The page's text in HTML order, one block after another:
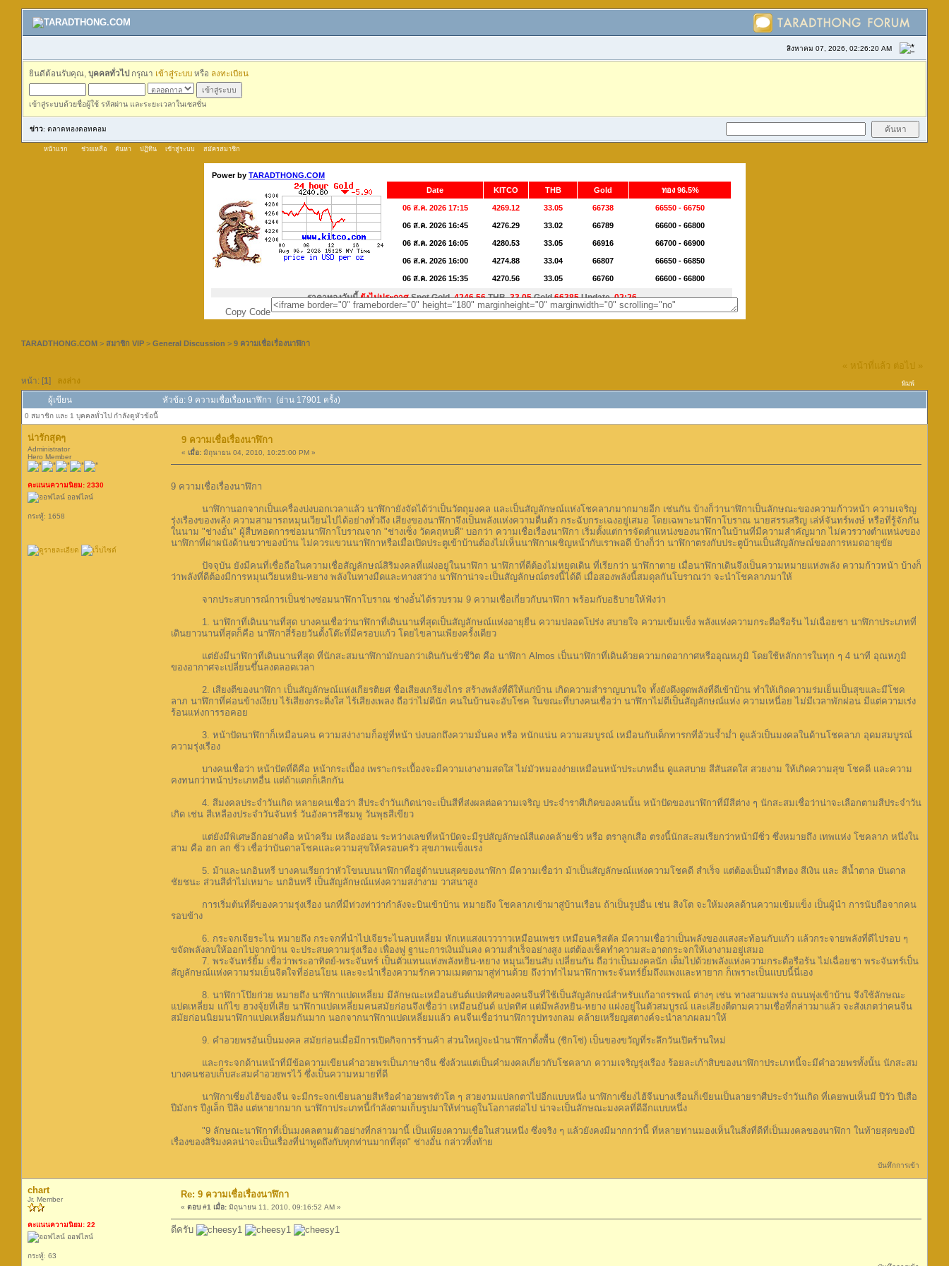
สิงหาคม 07, 2026, 02:26:20 AM
ยินดีต้อนรับคุณ, บุคคลทั่วไป กรุณา เข้าสู่ระบบ หรือ ลงทะเบียน
เข้าสู่ระบบด้วยชื่อผู้ใช้ รหัสผ่าน และระยะเวลาในเซสชั่น
ข่าว: ตลาดทองดอทคอม
หน้าแรก ช่วยเหลือ ค้นหา ปฏิทิน เข้าสู่ระบบ สมัครสมาชิก
Copy Code
TARADTHONG.COM > สมาชิก VIP > General Discussion > 9 ความเชื่อเรื่องนาฬิกา
หน้า: [1] ลงล่าง
« หน้าที่แล้ว ต่อไป »
พิมพ์
ผู้เขียน หัวข้อ: 9 ความเชื่อเรื่องนาฬิกา (อ่าน 17901 ครั้ง)
0 สมาชิก และ 1 บุคคลทั่วไป กำลังดูหัวข้อนี้
น่ารักสุดๆ
Administrator
Hero Member
คะแนนความนิยม: 2330
ออฟไลน์
กระทู้: 1658
9 ความเชื่อเรื่องนาฬิกา
« เมื่อ: มิถุนายน 04, 2010, 10:25:00 PM »
9 ความเชื่อเรื่องนาฬิกา
นาฬิกานอกจากเป็นเครื่องบ่งบอกเวลาแล้ว นาฬิกายังจัดได้ว่าเป็นวัตถุมงคล และเป็นสัญลักษณ์แห่งโชคลาภมากมายอีก เช่นกัน บ้างก็ว่านาฬิกาเป็นลักษณะของความก้าวหน้า ความเจริญ
รุ่งเรืองของพลัง ความสามารถหมุนเวียนไปได้อย่างทั่วถึง เสียงของนาฬิกาจึงเป็นพลังแห่งความตื่นตัว กระฉับกระเฉงอยู่เสมอ โดยเฉพาะนาฬิกาโบราณ นายสรรเสริญ เล่ห์จันทร์พงษ์ หรือที่รู้จักกัน
ในนาม "ช่างอั๋น" ผู้สืบทอดการซ่อมนาฬิกาโบราณจาก "ช่างเซ็ง วัดคฤหบดี" บอกว่า ความเชื่อเรื่องนาฬิกา เริ่มตั้งแต่การจัดตำแหน่งของนาฬิกาในบ้านที่มีความสำคัญมาก ไม่ควรวางตำแหน่งของ
นาฬิกาที่ฝาผนังด้านขวาของบ้าน ไม่ควรแขวนนาฬิกาหรือเมื่อเปิดประตูเข้าบ้านต้องไม่เห็นนาฬิกาเผชิญหน้ากับเราพอดี บ้างก็ว่า นาฬิกาตรงกับประตูบ้านเป็นสัญลักษณ์ของการหมดอายุขัย
ปัจจุบัน ยังมีคนที่เชื่อถือในความเชื่อสัญลักษณ์สิริมงคลที่แฝงอยู่ในนาฬิกา นาฬิกาที่ดีต้องไม่หยุดเดิน ที่เรียกว่า นาฬิกาตาย เมื่อนาฬิกาเดินจึงเป็นความหมายแห่งพลัง ความก้าวหน้า บ้างก็
ว่าพลังที่ดีต้องมีการหมุนเวียนหยิน-หยาง พลังในทางมืดและทางสว่าง นาฬิกาน่าจะเป็นสัญลักษณ์ตรงนี้ได้ดี เมื่อสองพลังนี้สมดุลกันโบราณว่า จะนำโชคลาภมาให้
จากประสบการณ์การเป็นช่างซ่อมนาฬิกาโบราณ ช่างอั๋นได้รวบรวม 9 ความเชื่อเกี่ยวกับนาฬิกา พร้อมกับอธิบายให้ฟังว่า
1. นาฬิกาที่เดินนานที่สุด บางคนเชื่อว่านาฬิกาที่เดินนานที่สุดเป็นสัญลักษณ์แห่งอายุยืน ความปลอดโปร่ง สบายใจ ความเข้มแข็ง พลังแห่งความกระตือรือร้น ไม่เฉื่อยชา นาฬิกาประเภทที่
เดินยาวนานที่สุดก็คือ นาฬิกาสี่ร้อยวันตั้งโต๊ะที่มีครอบแก้ว โดยไขลานเพียงครั้งเดียว
แต่ยังมีนาฬิกาที่เดินนานที่สุด ที่นักสะสมนาฬิกามักบอกว่าเดินกันชั่วชีวิต คือ นาฬิกา Almos เป็นนาฬิกาที่เดินด้วยความกดอากาศหรืออุณหภูมิ โดยใช้หลักการในทุก ๆ 4 นาที อุณหภูมิ
ของอากาศจะเปลี่ยนขึ้นลงตลอดเวลา
2. เสียงตีของนาฬิกา เป็นสัญลักษณ์แห่งเกียรติยศ ชื่อเสียงเกรียงไกร สร้างพลังที่ดีให้แก่บ้าน เกิดความสำราญบานใจ ทั้งยังดึงดูดพลังที่ดีเข้าบ้าน ทำให้เกิดความร่มเย็นเป็นสุขและมีโชค
ลาภ นาฬิกาที่ค่อนข้างเงียบ ไร้เสียงกระดิ่งใส ไร้เสียงเพลง ถือว่าไม่ดีนัก คนในบ้านจะอับโชค ในขณะที่บางคนเชื่อว่า นาฬิกาไม่ตีเป็นสัญลักษณ์แห่ง ความเหนื่อย ไม่มีเวลาพักผ่อน มีแต่ความเร่ง
ร้อนแห่งการรอคอย
3. หน้าปัดนาฬิกาก็เหมือนคน ความสง่างามก็อยู่ที่หน้า บ่งบอกถึงความมั่นคง หรือ หนักแน่น ความสมบูรณ์ เหมือนกับเด็กทารกที่อ้วนจ้ำม่ำ ดูแล้วเป็นมงคลในด้านโชคลาภ อุดมสมบูรณ์
ความรุ่งเรือง
บางคนเชื่อว่า หน้าปัดที่ดีคือ หน้ากระเบื้อง เพราะกระเบื้องจะมีความเงางามสดใส ไม่มัวหมองง่ายเหมือนหน้าประเภทอื่น ดูแลสบาย สีสันสดใส สวยงาม ให้เกิดความสุข โชคดี และความ
คงทนกว่าหน้าประเภทอื่น แต่ถ้าแตกก็เลิกกัน
4. สีมงคลประจำวันเกิด หลายคนเชื่อว่า สีประจำวันเกิดน่าจะเป็นสีที่ส่งผลต่อความเจริญ ประจำราศีเกิดของคนนั้น หน้าปัดของนาฬิกาที่มีสีต่าง ๆ นักสะสมเชื่อว่าน่าจะเลือกตามสีประจำวัน
เกิด เช่น สีเหลืองประจำวันจันทร์ วันอังคารสีชมพู วันพุธสีเขียว
แต่ยังมีพิเศษอีกอย่างคือ หน้าครีม เหลืองอ่อน ระหว่างเลขที่หน้าปัดจะมีรูปสัญลักษณ์สีแดงคล้ายซิ่ว หรือ ตราลูกเสือ ตรงนี้นักสะสมเรียกว่าหน้ามีซิ่ว ซึ่งหมายถึง เทพแห่ง โชคลาภ หนึ่งใน
สาม คือ ฮก ลก ซิ่ว เชื่อว่าบันดาลโชคและความสุขให้ครอบครัว สุขภาพแข็งแรง
5. ม้าและนกอินทรี บางคนเรียกว่าหัวโขนบนนาฬิกาที่อยู่ด้านบนสุดของนาฬิกา มีความเชื่อว่า ม้าเป็นสัญลักษณ์แห่งความโชคดี สำเร็จ แต่ต้องเป็นม้าสีทอง สีเงิน และ สีน้ำตาล บันดาล
ชัยชนะ ส่วนสีดำไม่เหมาะ นกอินทรี เป็นสัญลักษณ์แห่งความสง่างาม วาสนาสูง
การเริ่มต้นที่ดีของความรุ่งเรือง นกที่มีท่วงท่าว่ากำลังจะบินเข้าบ้าน หมายถึง โชคลาภเข้ามาสู่บ้านเรือน ถ้าเป็นรูปอื่น เช่น สิงโต จะให้มงคลด้านความเข้มแข็ง เป็นผู้นำ การนับถือจากคน
รอบข้าง
6. กระจกเจียระไน หมายถึง กระจกที่นำไปเจียระไนลบเหลี่ยม หักเหแสงแวววาวเหมือนเพชร เหมือนคริสตัล มีความเชื่อว่าเป็นพลังของแสงสะท้อนกับแก้ว แล้วกระจายพลังที่ดีไปรอบ ๆ
ขจัดพลังลบให้ออกไปจากบ้าน จะประสบความรุ่งเรือง เฟื่องฟู ฐานะการเงินมั่นคง ความสำเร็จอย่างสูง แต่ต้องเช็คทำความสะอาดกระจกให้เงางามอยู่เสมอ
7. พระจันทร์ยิ้ม เชื่อว่าพระอาทิตย์-พระจันทร์ เป็นตัวแทนแห่งพลังหยิน-หยาง หมุนเวียนสับ เปลี่ยนกัน ถือว่าเป็นมงคลนัก เต็มไปด้วยพลังแห่งความกระตือรือร้น ไม่เฉื่อยชา พระจันทร์เป็น
สัญลักษณ์แห่งความร่มเย็นจิตใจที่อ่อนโยน และจะนำเรื่องความรักความเมตตามาสู่ท่านด้วย ถึงว่าทำไมนาฬิกาพระจันทร์ยิ้มถึงแพงและหายาก ก็เพราะเป็นแบบนี้นี่เอง
8. นาฬิกาโป๊ยก่วย หมายถึง นาฬิกาแปดเหลี่ยม มีลักษณะเหมือนยันต์แปดทิศของคนจีนที่ใช้เป็นสัญลักษณ์สำหรับแก้อาถรรพณ์ ต่างๆ เช่น ทางสามแพร่ง ถนนพุ่งเข้าบ้าน จึงใช้ลักษณะ
แปดเหลี่ยม แก้ไข ฮวงจุ้ยที่เสีย นาฬิกาแปดเหลี่ยมคนสมัยก่อนจึงเชื่อว่า เหมือนยันต์ แปดทิศ แต่มีพลังหยิน-หยาง แฝงอยู่ในตัวสมบูรณ์ และเสียงตีตามความเชื่อที่กล่าวมาแล้ว จะสังเกตว่าคนจีน
สมัยก่อนนิยมนาฬิกาแปดเหลี่ยมกันมาก นอกจากนาฬิกาแปดเหลี่ยมแล้ว คนจีนเชื่อว่านาฬิการูปทรงกลม คล้ายเหรียญสตางค์จะนำลาภผลมาให้
9. คำอวยพรอันเป็นมงคล สมัยก่อนเมื่อมีการเปิดกิจการร้านค้า ส่วนใหญ่จะนำนาฬิกาตั้งพื้น (ชิกโซ่) เป็นของขวัญที่ระลึกวันเปิดร้านใหม่
และกระจกด้านหน้าที่มีข้อความเขียนคำอวยพรเป็นภาษาจีน ซึ่งล้วนแต่เป็นคำมงคลเกี่ยวกับโชคลาภ ความเจริญรุ่งเรือง ร้อยละเก้าสิบของนาฬิกาประเภทนี้จะมีคำอวยพรทั้งนั้น นักสะสม
บางคนชอบเก็บสะสมคำอวยพรไว้ ซึ่งเป็นความหมายที่ดี
นาฬิกาเซี่ยงไฮ้ของจีน จะมีกระจกเขียนลายสีหรือคำอวยพรตัวโต ๆ สวยงามแปลกตาไปอีกแบบหนึ่ง นาฬิกาเซี่ยงไฮ้จีนบางเรือนก็เขียนเป็นลายราศีประจำวันเกิด ที่เคยพบเห็นมี ปีวัว ปีเสือ
ปีมังกร ปีงูเล็ก ปีลิง แต่หายากมาก นาฬิกาประเภทนี้กำลังตามเก็บรูปมาให้ท่านดูในโอกาสต่อไป น่าจะเป็นลักษณะมงคลที่ดีอีกแบบหนึ่ง
"9 ลักษณะนาฬิกาที่เป็นมงคลตามตัวอย่างที่กล่าวมานี้ เป็นเพียงความเชื่อในส่วนหนึ่ง ซึ่งจริง ๆ แล้วยังคงมีมากกว่านี้ ที่หลายท่านมองเห็นในสิ่งที่ดีที่เป็นมงคลของนาฬิกา ในท้ายสุดของปี
เรื่องของสิริมงคลน่าจะเป็นเรื่องที่น่าพูดถึงกับทุกท่านมากที่สุด" ช่างอั๋น กล่าวทิ้งท้าย
บันทึกการเข้า
chart
Jr. Member
คะแนนความนิยม: 22
ออฟไลน์
กระทู้: 63
Re: 9 ความเชื่อเรื่องนาฬิกา
« ตอบ #1 เมื่อ: มิถุนายน 11, 2010, 09:16:52 AM »
ดีครับ